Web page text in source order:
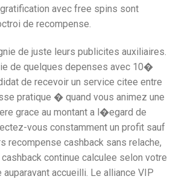
avec free spins sont
de recompense.
de juste leurs publicites auxiliaires.
de quelques depenses avec 10�
de recevoir un service citee entre
pratique � quand vous animez une
grace au montant a l�egard de
vous constamment un profit sauf
recompense cashback sans relache,
continue calculee selon votre
accueilli. Le alliance VIP